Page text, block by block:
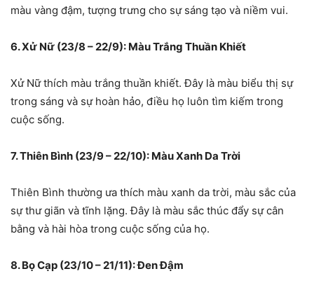
màu vàng đậm, tượng trưng cho sự sáng tạo và niềm vui.
6. Xử Nữ (23/8 – 22/9): Màu Trắng Thuần Khiết
Xử Nữ thích màu trắng thuần khiết. Đây là màu biểu thị sự
trong sáng và sự hoàn hảo, điều họ luôn tìm kiếm trong
cuộc sống.
7. Thiên Bình (23/9 – 22/10): Màu Xanh Da Trời
Thiên Bình thường ưa thích màu xanh da trời, màu sắc của
sự thư giãn và tĩnh lặng. Đây là màu sắc thúc đẩy sự cân
bằng và hài hòa trong cuộc sống của họ.
8. Bọ Cạp (23/10 – 21/11): Đen Đậm